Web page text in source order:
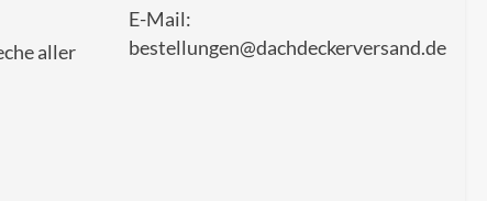
aller
E-Mail:
bestellungen@dachdeckerversand.de